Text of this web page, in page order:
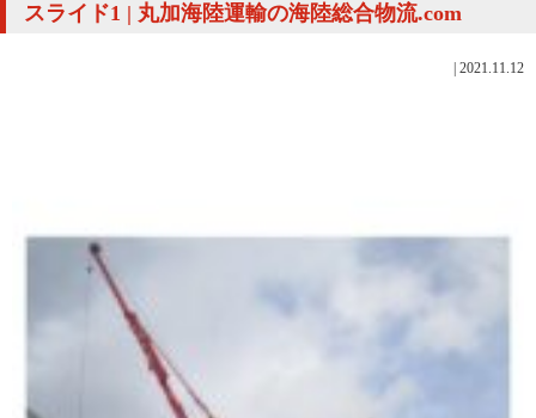
スライド1 | 丸加海陸運輸の海陸総合物流.com
2021.11.12